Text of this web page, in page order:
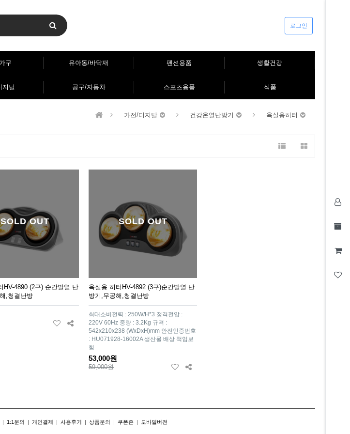
로그인
구 유아동/바닥재 펜션용품 생활건강
지털 공구/자동차 스포츠용품 식품
가전/디지탈 건강온열난방기 욕실용히터
SOLD OUT
HV-4890 (2구) 순간발열 난
,청결난방
SOLD OUT
욕실용 히터HV-4892 (3구)순간발열 난
방기,무공해,청결난방
최대소비전력 : 250W/H*3 정격전압 :
220V 60Hz 중량 : 3.2Kg 규격 :
542x210x238 (WxDxH)mm 안전인증번호
: HU071928-16002A 생산물 배상 책임보
험
53,000원
59,000원
| 1:1문의 | 개인결제 | 사용후기 | 상품문의 | 쿠폰존 | 모바일버전